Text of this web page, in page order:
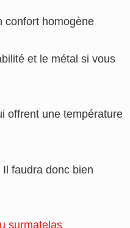
confort homogène
et le métal si vous
offrent une température
faudra donc bien
surmatelas